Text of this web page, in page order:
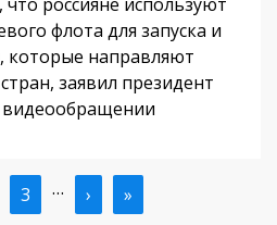
флота для запуска и
которые направляют
заявил президент
Страница
3 … Следующая
страница
› Последняя
страница
»